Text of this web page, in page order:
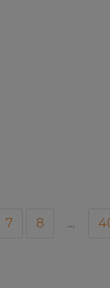
7 8 ...